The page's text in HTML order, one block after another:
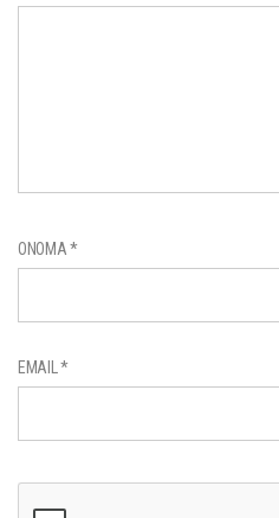
ΌΝΟΜΑ*
EMAIL*